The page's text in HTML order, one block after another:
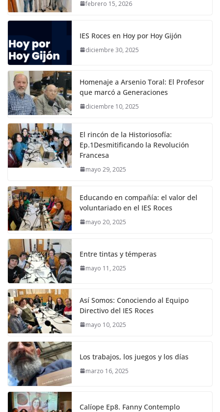
febrero 15, 2026
IES Roces en Hoy por Hoy Gijón
diciembre 30, 2025
Homenaje a Arsenio Toral: El Profesor
que marcó a Generaciones
diciembre 10, 2025
El rincón de la Historiosofía:
Ep.1Desmitificando la Revolución
Francesa
mayo 29, 2025
Educando en compañía: el valor del
voluntariado en el IES Roces
mayo 20, 2025
Entre tintas y témperas
mayo 11, 2025
Así Somos: Conociendo al Equipo
Directivo del IES Roces
mayo 10, 2025
Los trabajos, los juegos y los días
marzo 16, 2025
Calíope Ep8. Fanny Contemplo